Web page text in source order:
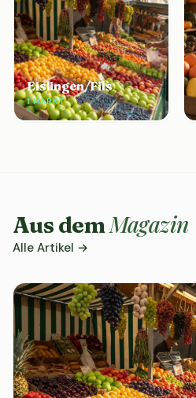
Eislingen/Fils
1 MARKT
Aus demMagazin
Alle Artikel →